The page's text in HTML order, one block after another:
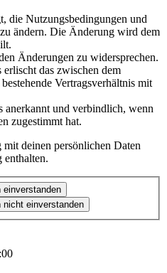
die Nutzungsbedingungen und
ändern. Die Änderung wird dem
Änderungen zu widersprechen.
das zwischen dem
Vertragsverhältnis mit
anerkannt und verbindlich, wenn
zugestimmt hat.
deinen persönlichen Daten
enthalten.